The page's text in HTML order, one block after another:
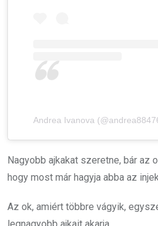
Andrea Ivanova (@andrea88476)
Nagyobb ajkakat szeretne, bár az
hogy most már hagyja abba az
Az ok, amiért többre vágyik,